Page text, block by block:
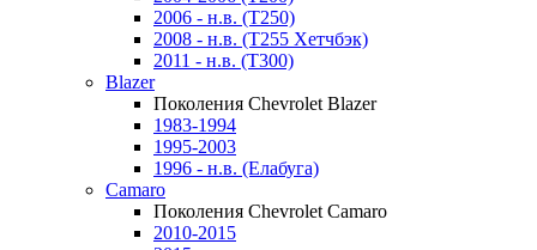
2006 - н.в. (T250)
2008 - н.в. (T255 Хетчбэк)
2011 - н.в. (Т300)
Blazer
Поколения Chevrolet Blazer
1983-1994
1995-2003
1996 - н.в. (Елабуга)
Camaro
Поколения Chevrolet Camaro
2010-2015